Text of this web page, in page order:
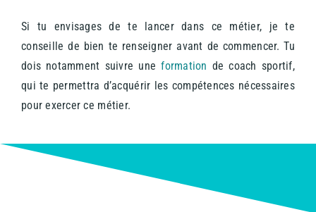
Si tu envisages de te lancer dans ce métier, je te
conseille de bien te renseigner avant de commencer. Tu
dois notamment suivre uneformation de coach sportif,
qui te permettra d’acquérir les compétences nécessaires
pour exercer ce métier.